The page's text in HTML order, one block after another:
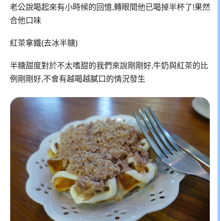
老公說喝起來有小時候的回憶,轉眼間他已喝掉半杯了!果然
合他口味
紅茶拿鐵(去冰半糖)
半糖甜度對於不太嗜甜的我們來說剛剛好,牛奶與紅茶的比
例剛剛好,不會有越喝越膩口的情況發生